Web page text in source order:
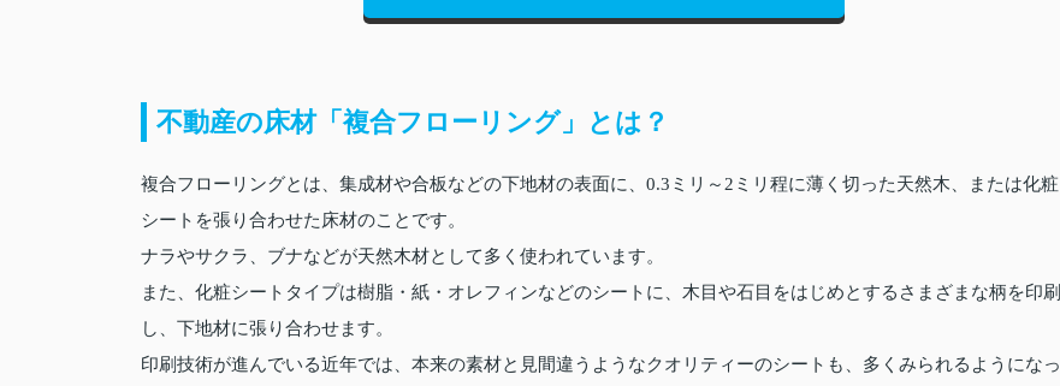
不動産の床材「複合フローリング」とは？
複合フローリングとは、集成材や合板などの下地材の表面に、0.3ミリ～2ミリ程に薄く切った天然木、または化粧
シートを張り合わせた床材のことです。
ナラやサクラ、ブナなどが天然木材として多く使われています。
また、化粧シートタイプは樹脂・紙・オレフィンなどのシートに、木目や石目をはじめとするさまざまな柄を印刷
し、下地材に張り合わせます。
印刷技術が進んでいる近年では、本来の素材と見間違うようなクオリティーのシートも、多くみられるようになっ